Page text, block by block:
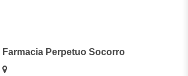
Farmacia Perpetuo Socorro